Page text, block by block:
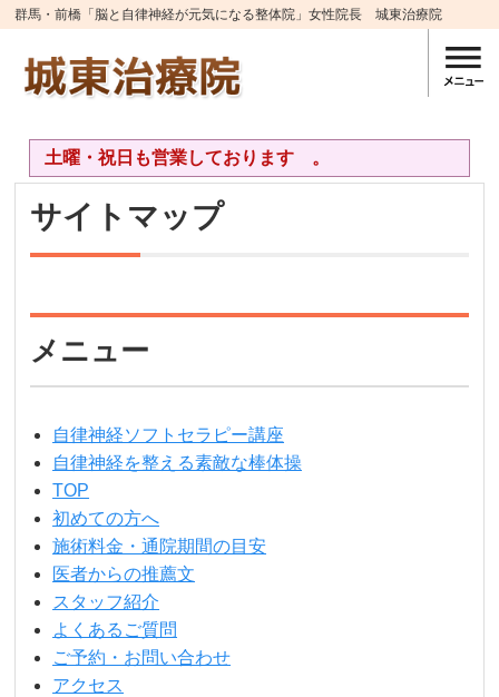
群馬・前橋「脳と自律神経が元気になる整体院」女性院長 城東治療院
土曜・祝日も営業しております 。
サイトマップ
メニュー
自律神経ソフトセラピー講座
自律神経を整える素敵な棒体操
TOP
初めての方へ
施術料金・通院期間の目安
医者からの推薦文
スタッフ紹介
よくあるご質問
ご予約・お問い合わせ
アクセス